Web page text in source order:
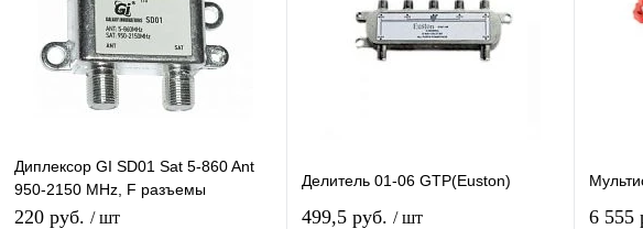
В избранное В наличии В избранное В наличии В
Диплексор GI SD01 Sat 5-860 Ant
950-2150 MHz, F разъемы
эфирный + спутниковый с
220 руб. / шт
Делитель 01-06 GTP(Euston)
499,5 руб. / шт 6 555